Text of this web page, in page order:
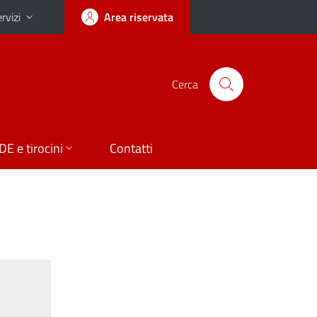
Area riservata
Cerca
e tirocini Contatti